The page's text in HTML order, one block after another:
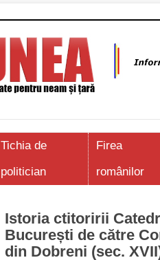
Tichia de
politician
Firea
românilor
Istoria ctitoririi
București de către
din Dobreni (sec.